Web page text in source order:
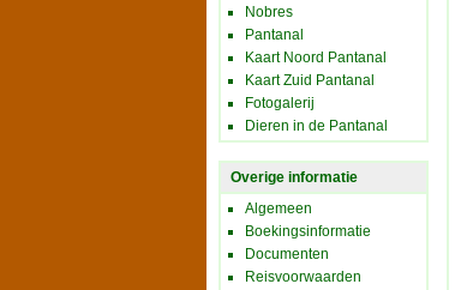
Nobres
Pantanal
Kaart Noord Pantanal
Kaart Zuid Pantanal
Fotogalerij
Dieren in de Pantanal
Overige informatie
Algemeen
Boekingsinformatie
Documenten
Reisvoorwaarden